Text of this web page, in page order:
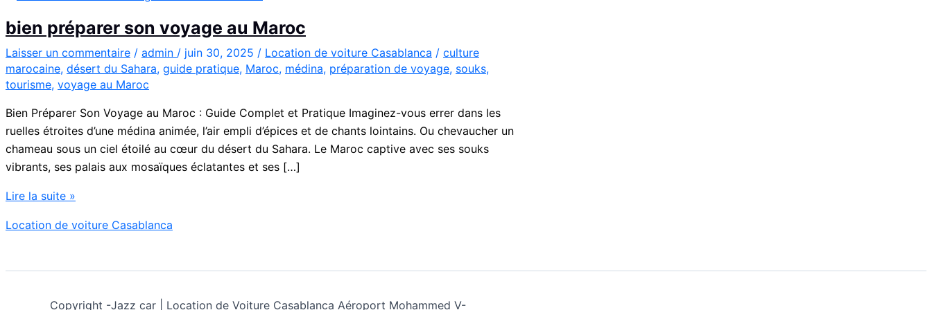
bien préparer son voyage au Maroc
Laisser un commentaire / admin / juin 30, 2025 / Location de voiture Casablanca / culture
marocaine, désert du Sahara, guide pratique, Maroc, médina, préparation de voyage, souks,
tourisme, voyage au Maroc
Bien Préparer Son Voyage au Maroc : Guide Complet et Pratique Imaginez-vous errer dans les
ruelles étroites d’une médina animée, l’air empli d’épices et de chants lointains. Ou chevaucher un
chameau sous un ciel étoilé au cœur du désert du Sahara. Le Maroc captive avec ses souks
vibrants, ses palais aux mosaïques éclatantes et ses […]
bien
son
au
Lire la suite »
Location de voiture Casablanca
Copyright -Jazz car | Location de Voiture Casablanca Aéroport Mohammed V-